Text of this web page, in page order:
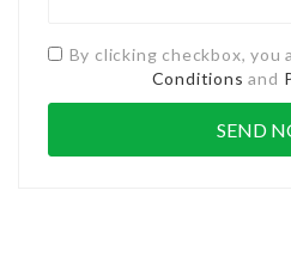
By clicking checkbox, you
Conditions and